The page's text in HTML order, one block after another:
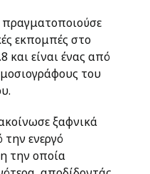
εκπομπές στο
και είναι ένας από
του
ξαφνικά
ενεργό
την οποία